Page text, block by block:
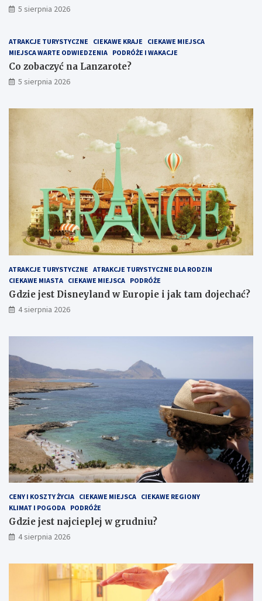
5 sierpnia 2026
ATRAKCJE TURYSTYCZNE CIEKAWE KRAJE
CIEKAWE MIEJSCA
MIEJSCA WARTE ODWIEDZENIA PODRÓŻE I WAKACJE
Co zobaczyć na Lanzarote?
5 sierpnia 2026
ATRAKCJE TURYSTYCZNE ATRAKCJE TURYSTYCZNE DLA RODZIN
CIEKAWE MIASTA CIEKAWE MIEJSCA PODRÓŻE
Gdzie jest Disneyland w Europie i jak tam dojechać?
4 sierpnia 2026
CENY I KOSZTY ŻYCIA CIEKAWE MIEJSCA CIEKAWE REGIONY
KLIMAT I POGODA PODRÓŻE
Gdzie jest najcieplej w grudniu?
4 sierpnia 2026